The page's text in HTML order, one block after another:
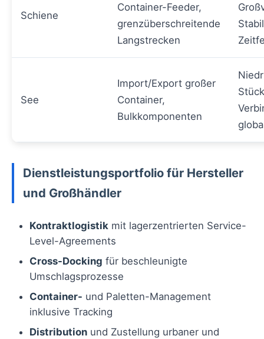
Schiene
Container-Feeder,
grenzüberschreitende
Langstrecken
See
Import/Export großer
Container,
Bulkkomponenten
Dienstleistungsportfolio für Hersteller
und Großhändler
Kontraktlogistik mit lagerzentrierten Service-
Level-Agreements
Cross-Docking für beschleunigte
Umschlagsprozesse
Container- und Paletten-Management
inklusive Tracking
Distribution und Zustellung urbaner und